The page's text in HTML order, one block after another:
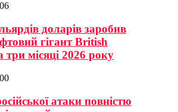
доларів заробив
гігант British
три місяці 2026 року
атаки повністю